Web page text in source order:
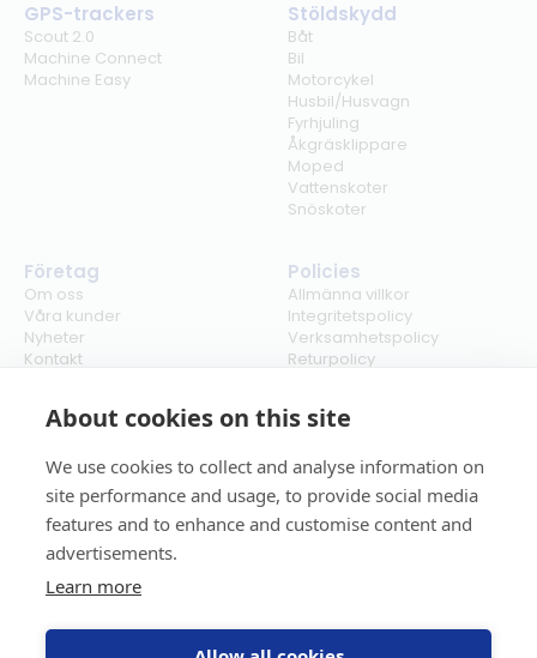
About cookies on this site
We use cookies to collect and analyse information on
site performance and usage, to provide social media
features and to enhance and customise content and
advertisements.
Learn more
GPS-trackers
Scout 2.0
Machine Connect
Machine Easy
Stöldskydd
Båt
Bil
Motorcykel
Husbil/Husvagn
Fyrhjuling
Åkgräsklippare
Moped
Vattenskoter
Snöskoter
Företag
Om oss
Våra kunder
Nyheter
Kontakt
Policies
Allmänna villkor
Integritetspolicy
Verksamhetspolicy
Returpolicy
Cookies